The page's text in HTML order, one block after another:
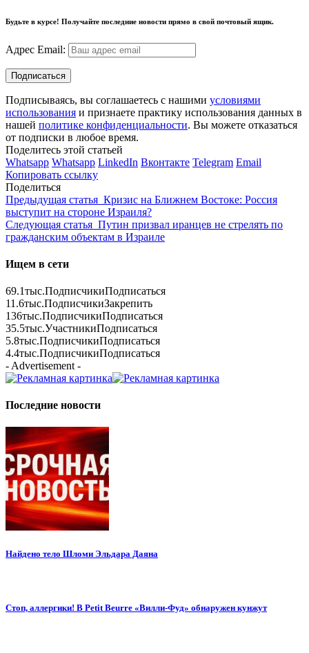
Будьте в курсе! Получайте последние новости прямо в свой почтовый ящик.
Адрес Email:
Подписываясь, вы соглашаетесь с нашими условиями
использования и признаете практику использования данных в
нашей политике конфиденциальности. Вы можете отказаться
от подписки в любое время.
Поделитесь этой статьей
Whatsapp Whatsapp LinkedIn Вконтакте Telegram Email
Копировать ссылку
Поделиться
Предыдущая статья Кризис на Ближнем Востоке: Россия
выступит на стороне Израиля?
Следующая статья Путин призвал иранцев не стрелять по
гражданским объектам в Израиле
Ищем в сети
69.1тыс.ПодписчикиПодписаться
11.6тыс.ПодписчикиЗакрепить
136тыс.ПодписчикиПодписаться
35.5тыс.УчастникиПодписаться
5.8тыс.ПодписчикиПодписаться
4.4тыс.ПодписчикиПодписаться
- Advertisement -
Последние новости
Найдено тело Шломи Эльдара Даяна
Стоп, аллергики! В Petit Beurre «Вилли-Фуд» обнаружен кунжут